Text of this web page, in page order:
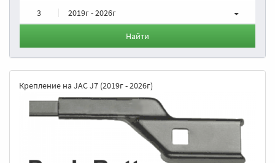
3 2019г - 2026г
Найти
Крепление на JAC J7 (2019г - 2026г)